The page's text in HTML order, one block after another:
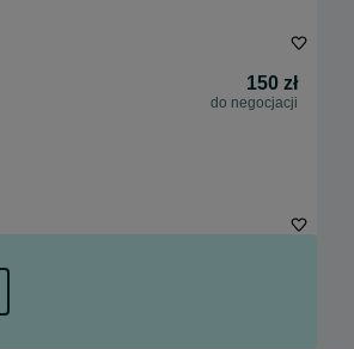
150 zł
do negocjacji